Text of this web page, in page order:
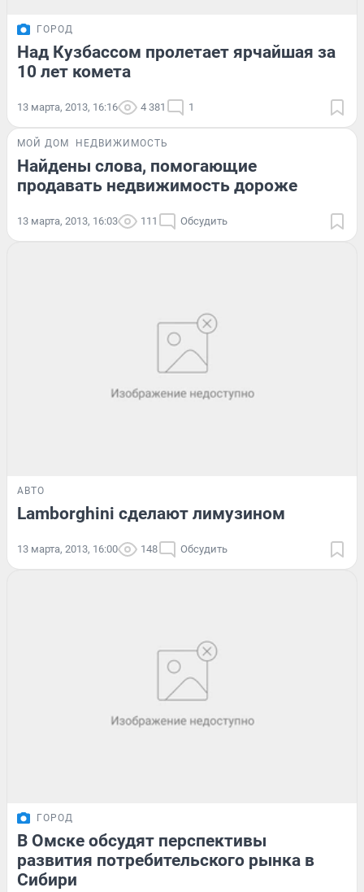
ГОРОД
Над Кузбассом пролетает ярчайшая за
10 лет комета
13 марта, 2013, 16:16 4 381 1
МОЙ ДОМ НЕДВИЖИМОСТЬ
Найдены слова, помогающие
продавать недвижимость дороже
13 марта, 2013, 16:03 111 Обсудить
АВТО
Lamborghini сделают лимузином
13 марта, 2013, 16:00 148 Обсудить
ГОРОД
В Омске обсудят перспективы
развития потребительского рынка в
Сибири